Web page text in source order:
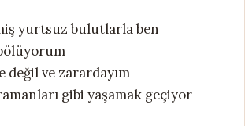
yurtsuz bulutlarla ben
değil ve zarardayım
gibi yaşamak geçiyor